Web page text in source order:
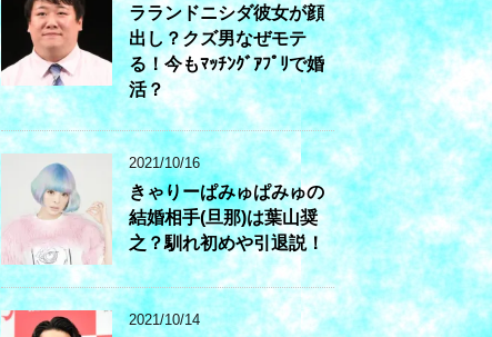
ラランドニシダ彼女が顔
出し？クズ男なぜモテ
る！今もﾏｯﾁﾝｸﾞｱﾌﾟﾘで婚
活？
2021/10/16
きゃりーぱみゅぱみゅの
結婚相手(旦那)は葉山奨
之？馴れ初めや引退説！
2021/10/14